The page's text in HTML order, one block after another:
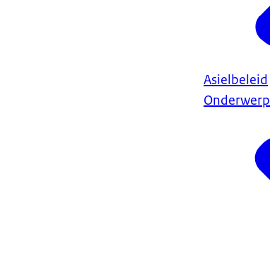
Asielbeleid
Onderwerp